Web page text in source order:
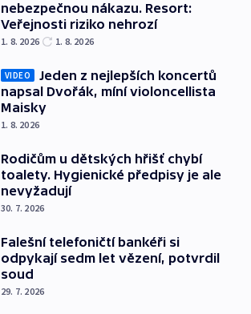
nebezpečnou nákazu. Resort:
Veřejnosti riziko nehrozí
1. 8. 2026 1. 8. 2026
VIDEO
Jeden z nejlepších koncertů
napsal Dvořák, míní violoncellista
Maisky
1. 8. 2026
Rodičům u dětských hřišť chybí
toalety. Hygienické předpisy je ale
nevyžadují
30. 7. 2026
Falešní telefoničtí bankéři si
odpykají sedm let vězení, potvrdil
soud
29. 7. 2026